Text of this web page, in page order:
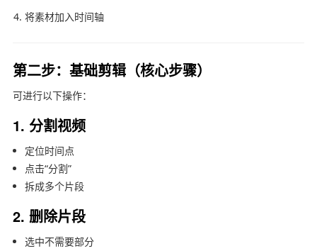
将素材加入时间轴
第二步：基础剪辑（核心步骤）
可进行以下操作：
1. 分割视频
定位时间点
点击“分割”
拆成多个片段
2. 删除片段
选中不需要部分